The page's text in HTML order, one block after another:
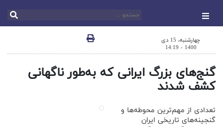
چهارشنبه، 15 دی
1400 - 14:19
گنج‌های بزرگ ایرانی که به‌طور ناگهانی
کشف شدند
تعدادی از مهم‌ترین محوطه‌ها و
گنجینه‌های تاریخی ایران